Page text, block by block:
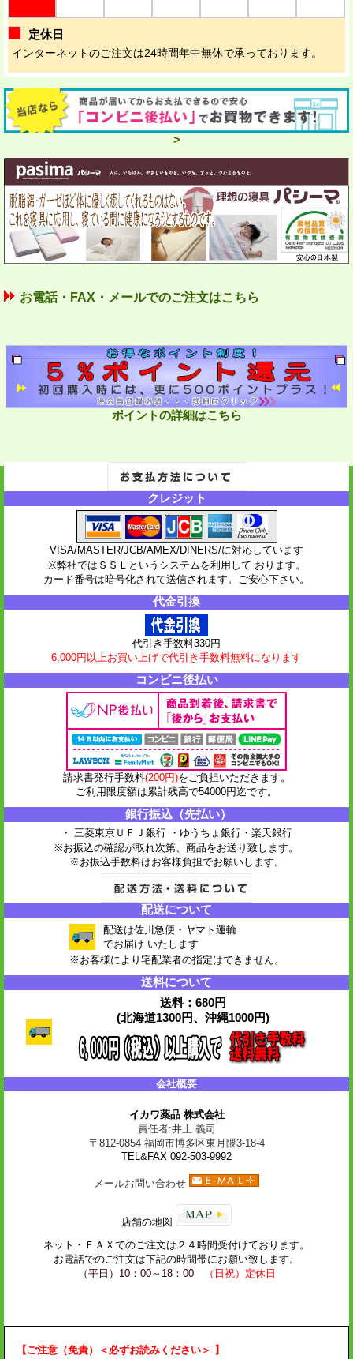
定休日
インターネットのご注文は24時間年中無休で承っております。
>
お電話・FAX・メールでのご注文はこちら
ポイントの詳細はこちら
クレジット
VISA/MASTER/JCB/AMEX/DINERS/に対応しています
※弊社ではＳＳＬというシステムを利用して おります。
カード番号は暗号化されて送信されます。ご安心下さい。
代金引換
代引き手数料330円
6,000円以上お買い上げで代引き手数料無料になります
コンビニ後払い
請求書発行手数料(200円)をご負担いただきます。
ご利用限度額は累計残高で54000円迄です。
銀行振込（先払い）
・ 三菱東京ＵＦＪ銀行 ・ゆうちょ銀行 ・楽天銀行
※お振込の確認が取れ次第、商品をお送り致します。
※お振込手数料はお客様負担でお願いします。
配送について
配送は佐川急便・ヤマト運輸
でお届け いたします
※お客様により宅配業者の指定はできません。
送料について
送料：680円
(北海道1300円、沖縄1000円)
会社概要
イカワ薬品 株式会社
責任者:井上 義司
〒812-0854 福岡市博多区東月隈3-18-4
TEL&FAX 092-503-9992
メールお問い合わせ
店舗の地図
ネット・ ＦＡＸ でのご注文は２４時間受付けております。
お電話でのご注文は下記の時間帯にお願い致します。
（平日）10：00～18：00
（日祝）定休日
【ご注意（免責）＜必ずお読みください＞ 】